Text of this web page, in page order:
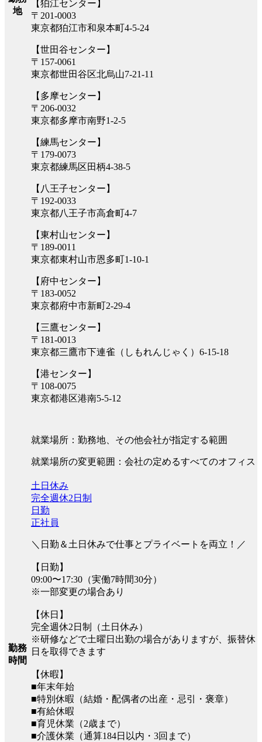
地
【狛江センター】
〒201-0003
東京都狛江市和泉本町4-5-24
【世田谷センター】
〒157-0061
東京都世田谷区北烏山7-21-11
【多摩センター】
〒206-0032
東京都多摩市南野1-2-5
【練馬センター】
〒179-0073
東京都練馬区田柄4-38-5
【八王子センター】
〒192-0033
東京都八王子市高倉町4-7
【東村山センター】
〒189-0011
東京都東村山市恩多町1-10-1
【府中センター】
〒183-0052
東京都府中市新町2-29-4
【三鷹センター】
〒181-0013
東京都三鷹市下連雀（しもれんじゃく）6-15-18
【港センター】
〒108-0075
東京都港区港南5-5-12
就業場所：勤務地、その他会社が指定する範囲
就業場所の変更範囲：会社の定めるすべてのオフィス
勤務
時間
土日休み
完全週休2日制
日勤
正社員
＼日勤＆土日休みで仕事とプライベートを両立！／
【日勤】
09:00〜17:30（実働7時間30分）
※一部変更の場合あり
【休日】
完全週休2日制（土日休み）
※研修などで土曜日出勤の場合がありますが、振替休
日を取得できます
【休暇】
■年末年始
■特別休暇（結婚・配偶者の出産・忌引・褒章）
■有給休暇
■育児休業（2歳まで）
■介護休業（通算184日以内・3回まで）